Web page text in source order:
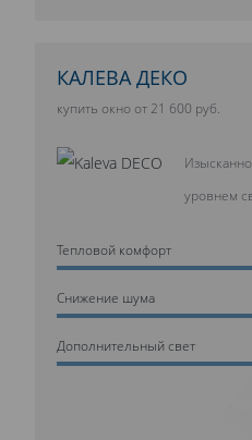
КАЛЕВА ДЕКО
купить окно от 21 600 руб.
уровнем
Тепловой комфорт
Cнижение шума
Дополнительный свет